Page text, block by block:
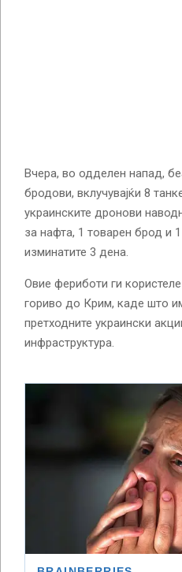
Вчера, во одделен напад,
бродови, вклучувајќи 8
украинските дронови
за нафта, 1 товарен брод и
изминатите 3 дена.
Овие фериботи ги
гориво до Крим, каде што
претходните украински
инфраструктура.